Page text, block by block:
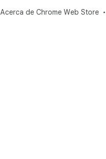
Acerca de Chrome Web Store